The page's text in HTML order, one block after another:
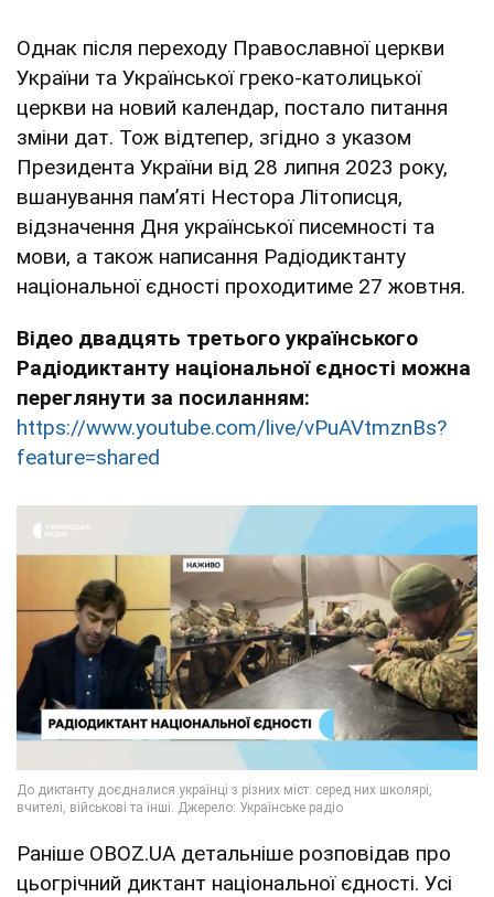
Однак після переходу Православної церкви
України та Української греко-католицької
церкви на новий календар, постало питання
зміни дат. Тож відтепер, згідно з указом
Президента України від 28 липня 2023 року,
вшанування пам’яті Нестора Літописця,
відзначення Дня української писемності та
мови, а також написання Радіодиктанту
національної єдності проходитиме 27 жовтня.
Відео двадцять третього українського
Радіодиктанту національної єдності можна
переглянути за посиланням:
https://www.youtube.com/live/vPuAVtmznBs?
feature=shared
Раніше OBOZ.UA детальніше розповідав про
цьогрічний диктант національної єдності. Усі